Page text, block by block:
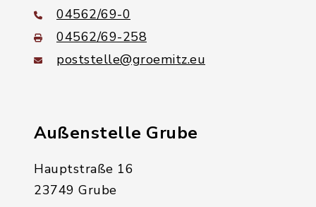
04562/69-0
04562/69-258
poststelle@groemitz.eu
Außenstelle Grube
Hauptstraße 16
23749 Grube